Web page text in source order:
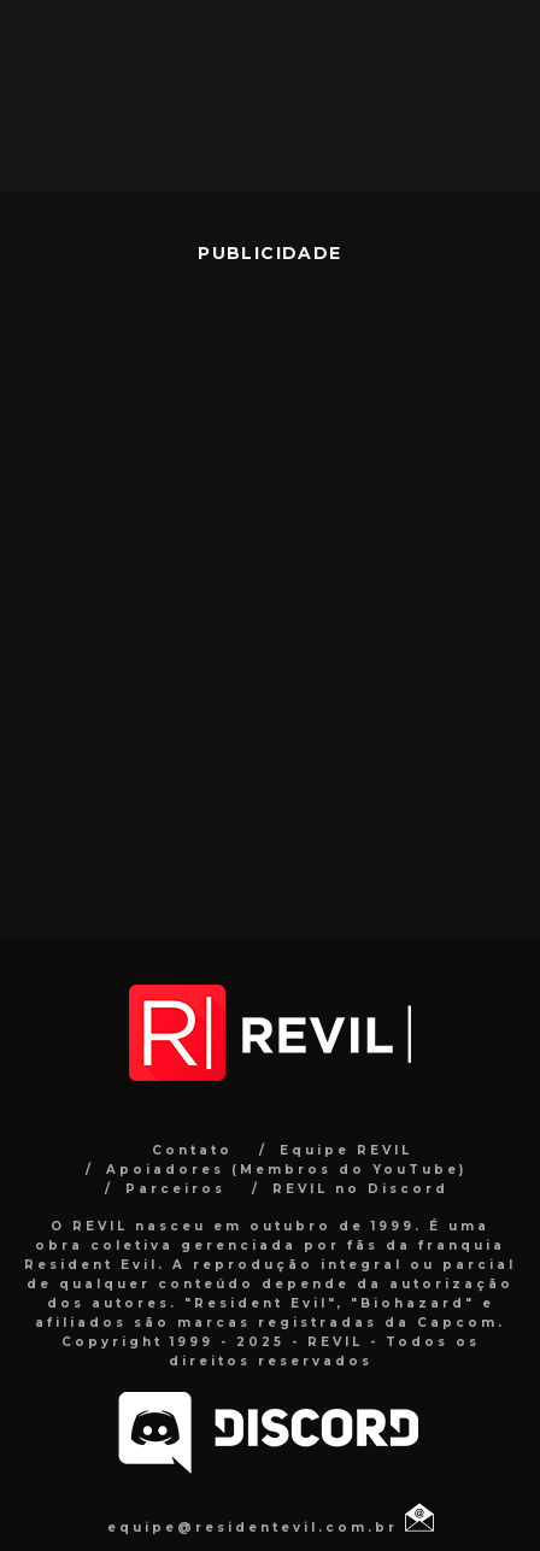
PUBLICIDADE
Contato
Equipe REVIL
Apoiadores (Membros do YouTube)
Parceiros
REVIL no Discord
O REVIL nasceu em outubro de 1999. É uma
obra coletiva gerenciada por fãs da franquia
Resident Evil. A reprodução integral ou parcial
de qualquer conteúdo depende da autorização
dos autores. "Resident Evil", "Biohazard" e
afiliados são marcas registradas da Capcom.
Copyright 1999 - 2025 - REVIL - Todos os
direitos reservados
equipe@residentevil.com.br